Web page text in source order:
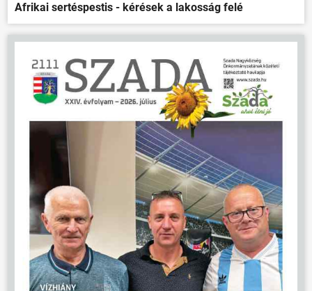
Afrikai sertéspestis - kérések a lakosság felé